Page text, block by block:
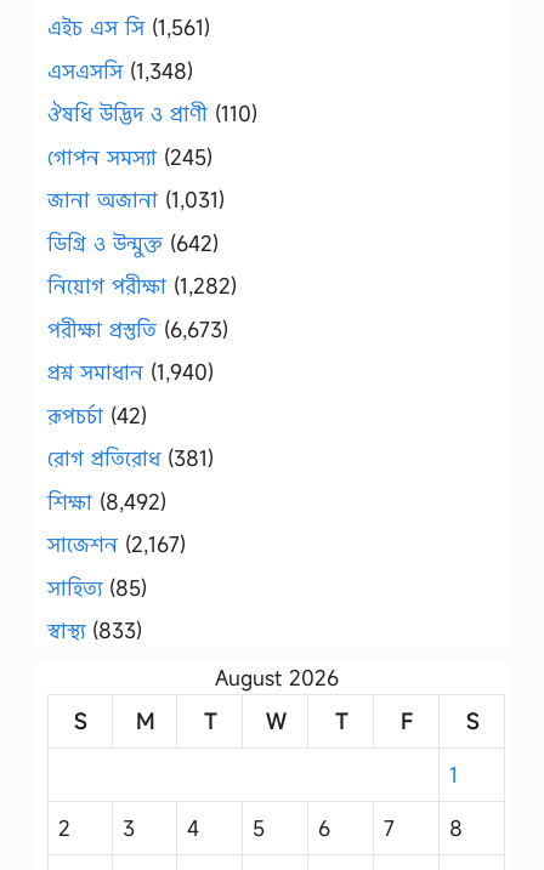
এইচ এস সি(1,561)
এসএসসি(1,348)
ঔষধি উদ্ভিদ ও প্রাণী (110)
গোপন সমস্যা (245)
জানা অজানা (1,031)
ডিগ্রি ও উন্মুক্ত (642)
নিয়োগ পরীক্ষা (1,282)
পরীক্ষা প্রস্তুতি (6,673)
প্রশ্ন সমাধান (1,940)
রূপচর্চা (42)
রোগ প্রতিরোধ(381)
শিক্ষা (8,492)
সাজেশন (2,167)
সাহিত্য(85)
স্বাস্থ্য(833)
August 2026
S
M T W T F
S
1
2
3 4 5 6 7
8